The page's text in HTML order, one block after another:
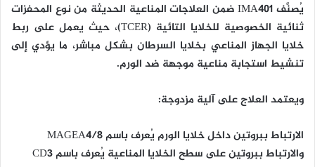
يُصنَّف IMA401 ضمن العلاجات المناعية الحديثة من نوع المحفزات
ثنائية الخصوصية للخلايا التائية (TCER)، حيث يعمل على ربط
خلايا الجهاز المناعي بخلايا السرطان بشكل مباشر، ما يؤدي إلى
تنشيط استجابة مناعية موجهة ضد الورم.
ويعتمد العلاج على آلية مزدوجة:
الارتباط ببروتين داخل خلايا الورم يُعرف باسم MAGEA4/8
والارتباط ببروتين على سطح الخلايا المناعية يُعرف باسم CD3